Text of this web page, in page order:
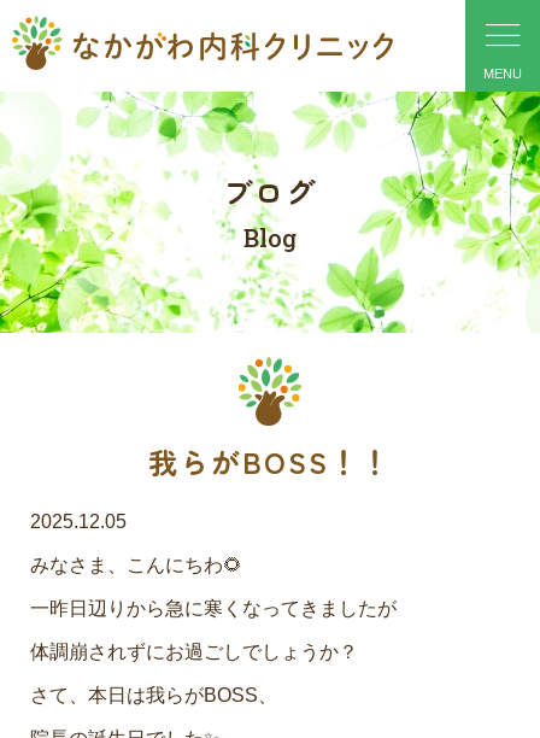
ブログ
Blog
我らがBOSS！！
2025.12.05
みなさま、こんにちわ🌻
一昨日辺りから急に寒くなってきましたが
体調崩されずにお過ごしでしょうか？
さて、本日は我らがBOSS、